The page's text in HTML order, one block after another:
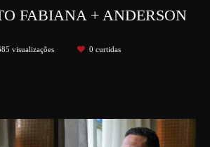
FABIANA + ANDERSON
visualizações 0 curtidas